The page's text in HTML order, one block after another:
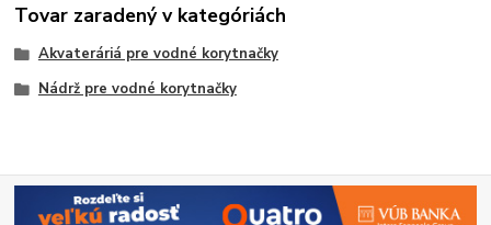
Tovar zaradený v kategóriách
Akvateráriá pre vodné korytnačky
Nádrž pre vodné korytnačky